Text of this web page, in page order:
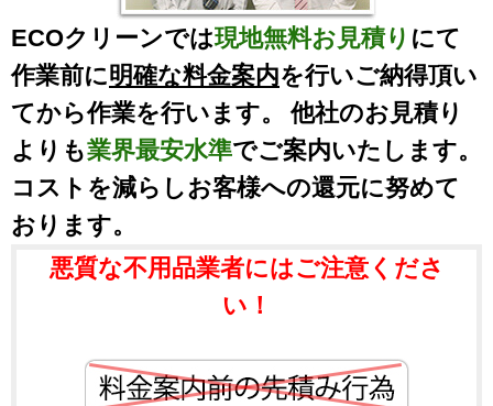
ECOクリーンでは現地無料お見積り にて
作業前に明確な料金案内を行いご納得頂い
てから作業を行います。 他社のお見積り
よりも業界最安水準でご案内いたします。
コストを減らしお客様への還元に努めて
おります。
悪質な不用品業者にはご注意くださ
い！